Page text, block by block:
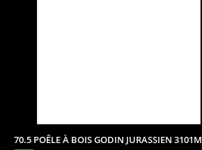
70.5 POÊLE À BOIS GODIN JURASSIEN 3101M